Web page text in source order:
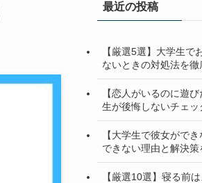
最近の投稿
【厳選5選】大学生で
ないときの対処法を徹
【恋人がいるのに遊
生が後悔しないチェッ
【大学生で彼女がで
できない理由と解決策
【厳選10選】寝る前